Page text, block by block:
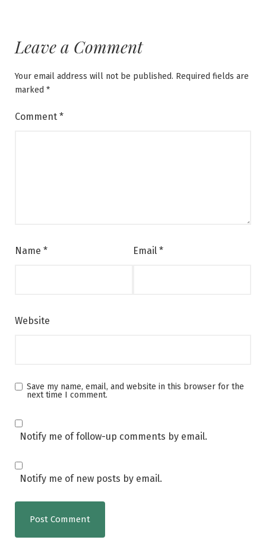
Leave a Comment
Your email address will not be published. Required fields are
marked *
Comment *
Name * Email *
Website
Save my name, email, and website in this browser for the
next time I comment.
Notify me of follow-up comments by email.
Notify me of new posts by email.